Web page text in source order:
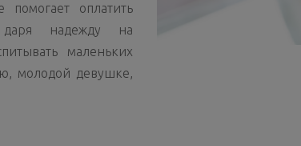
помогает оплатить
даря надежду на
маленьких
молодой девушке,